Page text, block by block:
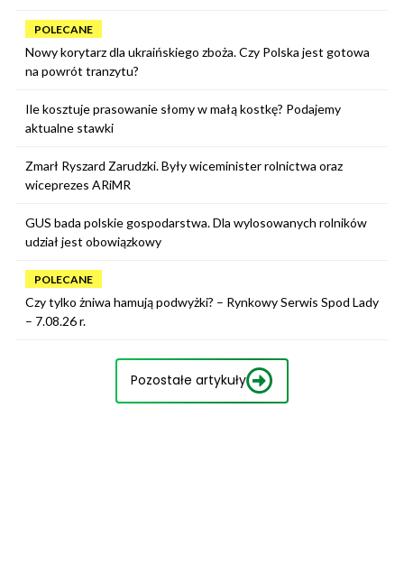
POLECANE
Nowy korytarz dla ukraińskiego zboża. Czy Polska jest gotowa
na powrót tranzytu?
Ile kosztuje prasowanie słomy w małą kostkę? Podajemy
aktualne stawki
Zmarł Ryszard Zarudzki. Były wiceminister rolnictwa oraz
wiceprezes ARiMR
GUS bada polskie gospodarstwa. Dla wylosowanych rolników
udział jest obowiązkowy
POLECANE
Czy tylko żniwa hamują podwyżki? – Rynkowy Serwis Spod Lady
– 7.08.26 r.
Pozostałe artykuły